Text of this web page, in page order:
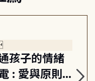
孩子的情緒
: 愛與原則,
關